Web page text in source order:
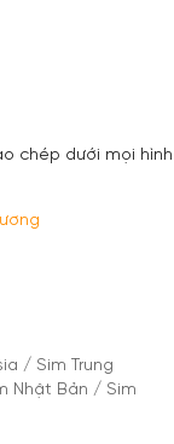
chép dưới mọi hình
/ Sim Trung
Nhật Bản / Sim